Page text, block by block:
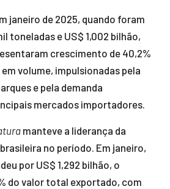
janeiro de 2025, quando foram
toneladas e US$ 1,002 bilhão,
crescimento de 40,2%
em volume, impulsionadas pela
e pela demanda
mercados importadores.
manteve a liderança da
no período. Em janeiro,
por US$ 1,292 bilhão, o
do valor total exportado, com